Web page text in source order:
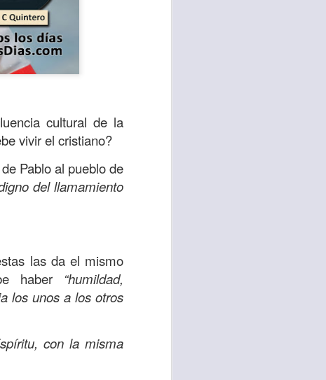
cultural de la
vivir el cristiano?
Pablo al pueblo de
del llamamiento
las da el mismo
haber “humildad,
los unos a los otros
con la misma
agendadas
con el trabajo, los
tú también tengas
significó inversión
estar en casa y dar
lista de los deberes
vida correcta.
Aborreced lo
significa que